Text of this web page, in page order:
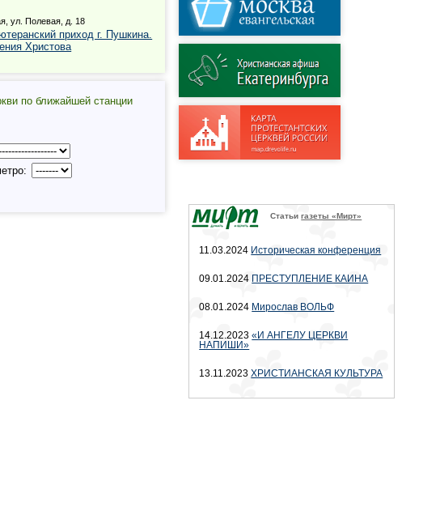
ул. Полевая, д. 18
приход г. Пушкина.
Христова
по ближайшей станции
Статьигазеты «Мирт»
11.03.2024 Историческая конференция
09.01.2024 ПРЕСТУПЛЕНИЕ КАИНА
08.01.2024 Мирослав ВОЛЬФ
14.12.2023«И АНГЕЛУ ЦЕРКВИ
НАПИШИ»
13.11.2023ХРИСТИАНСКАЯ КУЛЬТУРА